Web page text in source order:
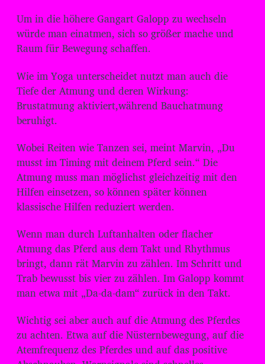
Um in die höhere Gangart Galopp zu wechseln
würde man einatmen, sich so größer mache und
Raum für Bewegung schaffen.
Wie im Yoga unterscheidet nutzt man auch die
Tiefe der Atmung und deren Wirkung:
Brustatmung aktiviert,während Bauchatmung
beruhigt.
Wobei Reiten wie Tanzen sei, meint Marvin, „Du
musst im Timing mit deinem Pferd sein.“ Die
Atmung muss man möglichst gleichzeitig mit den
Hilfen einsetzen, so können später können
klassische Hilfen reduziert werden.
Wenn man durch Luftanhalten oder flacher
Atmung das Pferd aus dem Takt und Rhythmus
bringt, dann rät Marvin zu zählen. Im Schritt und
Trab bewusst bis vier zu zählen. Im Galopp kommt
man etwa mit „Da-da-dam“ zurück in den Takt.
Wichtig sei aber auch auf die Atmung des Pferdes
zu achten. Etwa auf die Nüsternbewegung, auf die
Atemfrequenz des Pferdes und auf das positive